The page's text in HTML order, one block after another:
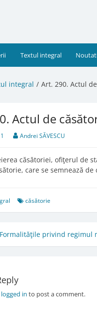
Textul integral
integral Art. 290. Actul
Actul de
Andrei SĂVESCU
căsătoriei, ofiţerul de
care se semnează
căsătorie
privind regimul
logged in to post a comment.